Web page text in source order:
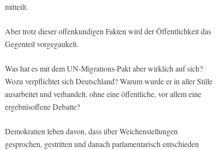
mitteilt.
Aber trotz dieser offenkundigen Fakten wird der Öffentlichkeit das
Gegenteil vorgegaukelt.
Was hat es mit dem UN-Migrations-Pakt aber wirklich auf sich?
Wozu verpflichtet sich Deutschland? Warum wurde er in aller Stille
ausarbeitet und verhandelt, ohne eine öffentliche, vor allem eine
ergebnisoffene Debatte?
Demokratien leben davon, dass über Weichenstellungen
gesprochen, gestritten und danach parlamentarisch entschieden